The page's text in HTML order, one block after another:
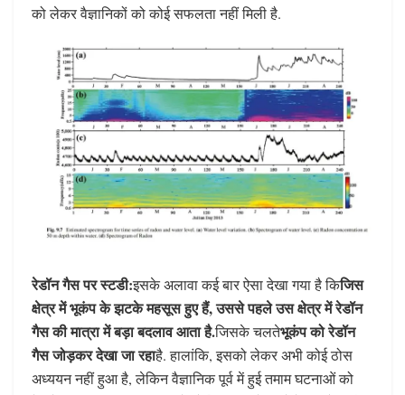
को लेकर वैज्ञानिकों को कोई सफलता नहीं मिली है.
रेडॉन गैस पर स्टडी:इसके अलावा कई बार ऐसा देखा गया है किजिस
क्षेत्र में भूकंप के झटके महसूस हुए हैं, उससे पहले उस क्षेत्र में रेडॉन
गैस की मात्रा में बड़ा बदलाव आता है.जिसके चलतेभूकंप को रेडॉन
गैस जोड़कर देखा जा रहाहै. हालांकि, इसको लेकर अभी कोई ठोस
अध्ययन नहीं हुआ है, लेकिन वैज्ञानिक पूर्व में हुई तमाम घटनाओं को